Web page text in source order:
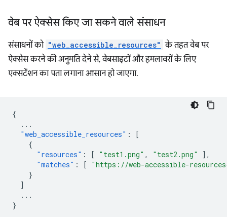
वेब पर ऐक्सेस किए जा सकने वाले संसाधन
संसाधनों को "web_accessible_resources" के तहत वेब पर
ऐक्सेस करने की अनुमति देने से, वेबसाइटों और हमलावरों के लिए
एक्सटेंशन का पता लगाना आसान हो जाएगा.
{
...
"web_accessible_resources" :
[
{
"resources" : [ "test1.png" , "test2.png"
],
"matches" : [
"https://web-accessible-
}
]
...
}